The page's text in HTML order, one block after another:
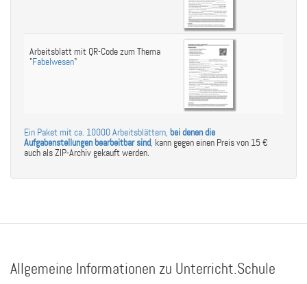
Arbeitsblatt mit QR-Code zum Thema
"Fabelwesen"
Ein Paket mit ca. 10000 Arbeitsblättern, bei denen die
Aufgabenstellungen bearbeitbar sind, kann gegen einen Preis von 15 €
auch als ZIP-Archiv gekauft werden.
Allgemeine Informationen zu Unterricht.Schule